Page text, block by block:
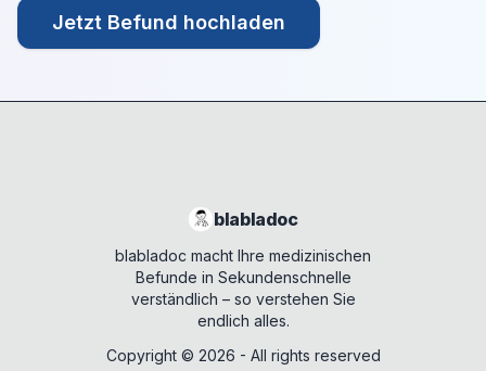
Jetzt Befund hochladen
blabladoc
blabladoc macht Ihre medizinischen
Befunde in Sekundenschnelle
verständlich – so verstehen Sie
endlich alles.
Copyright © 2026 - All rights reserved